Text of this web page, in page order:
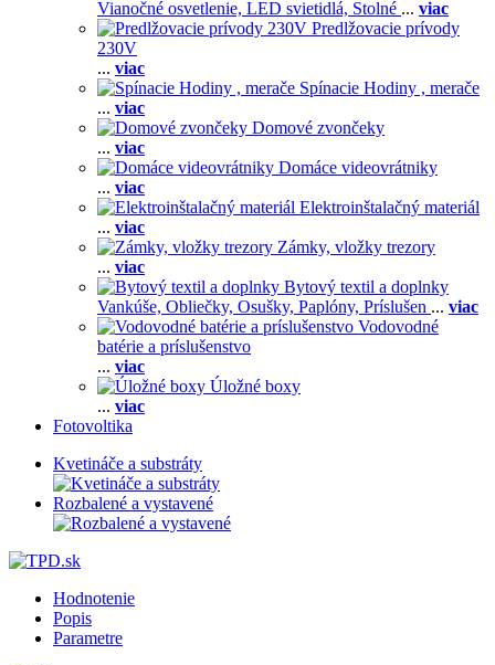
Vianočné osvetlenie, LED svietidlá, Stolné ... viac
Predlžovacie prívody
230V
... viac
Spínacie Hodiny , merače
... viac
Domové zvončeky
... viac
Domáce videovrátniky
... viac
Elektroinštalačný materiál
... viac
Zámky, vložky trezory
... viac
Bytový textil a doplnky
Vankúše, Obliečky, Osušky, Paplóny, Príslušen ... viac
Vodovodné
batérie a príslušenstvo
... viac
Úložné boxy
... viac
Fotovoltika
Kvetináče a substráty
Rozbalené a vystavené
Hodnotenie
Popis
Parametre